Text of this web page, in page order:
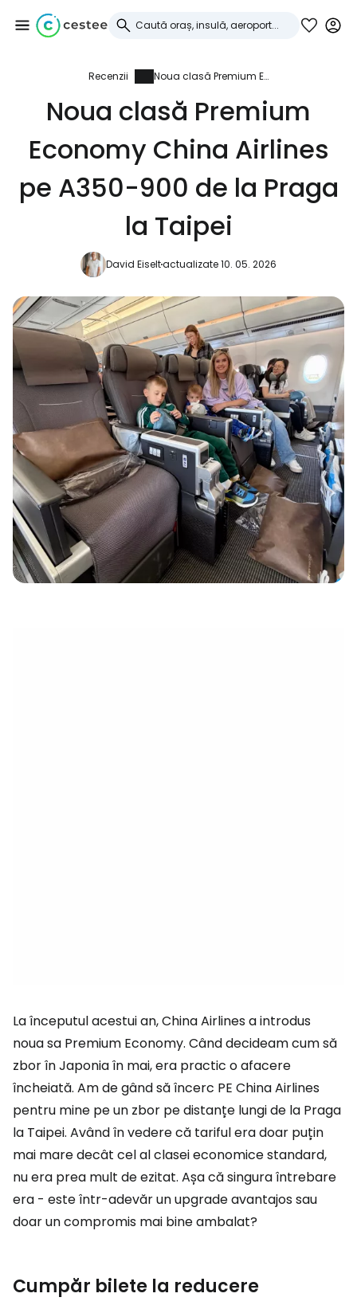
Recenzii Noua clasă Premium Economy China Airlines pe A350-900 de la Praga la Taipei
Noua clasă Premium
Economy China Airlines
pe A350-900 de la Praga
la Taipei
David Eiseltactualizate 10. 05. 2026
La începutul acestui an, China Airlines a introdus
noua sa Premium Economy. Când decideam cum să
zbor în Japonia în mai, era practic o afacere
încheiată. Am de gând să încerc PE China Airlines
pentru mine pe un zbor pe distanțe lungi de la Praga
la Taipei. Având în vedere că tariful era doar puțin
mai mare decât cel al clasei economice standard,
nu era prea mult de ezitat. Așa că singura întrebare
era - este într-adevăr un upgrade avantajos sau
doar un compromis mai bine ambalat?
Cumpăr bilete la reducere
Conectați-vă la
Cestee
... comunitatea mondială a călătorilor
Continuați cu Google
Continuați cu e-mailul